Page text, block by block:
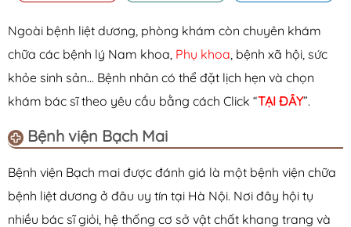
Ngoài bệnh liệt dương, phòng khám còn chuyên khám
chữa các bệnh lý Nam khoa, Phụ khoa , bệnh xã hội, sức
khỏe sinh sản… Bệnh nhân có thể đặt lịch hẹn và chọn
khám bác sĩ theo yêu cầu bằng cách Click “TẠI ĐÂY”.
Bệnh viện Bạch Mai
Bệnh viện Bạch mai được đánh giá là một bệnh viện chữa
bệnh liệt dương ở đâu uy tín tại Hà Nội. Nơi đây hội tụ
nhiều bác sĩ giỏi, hệ thống cơ sở vật chất khang trang và